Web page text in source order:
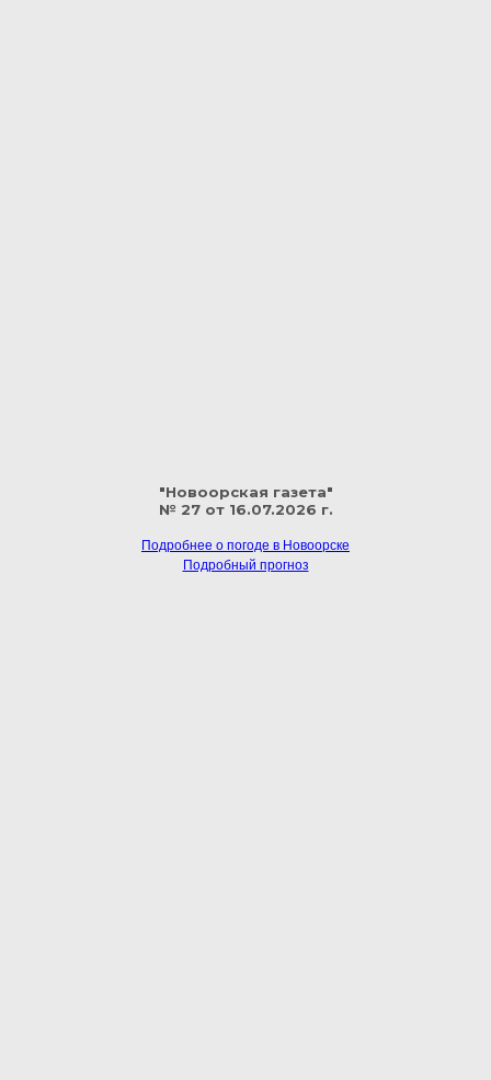
"Новоорская газета"
№ 27 от 16.07.2026 г.
Подробнее о погоде в Новоорске
Подробный прогноз